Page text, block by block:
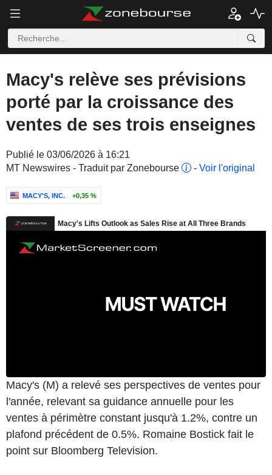
Macy's relève ses prévisions
porté par la croissance des
ventes de ses trois enseignes
Publié le 03/06/2026 à 16:21
MT Newswires - Traduit par Zonebourse
- Voir l'original
MACY'S, INC. +0,35 %
Macy's (M) a relevé ses perspectives de ventes pour
l'année, relevant sa guidance annuelle pour les
ventes à périmètre constant jusqu'à 1.2%, contre un
plafond précédent de 0.5%. Romaine Bostick fait le
point sur Bloomberg Television.